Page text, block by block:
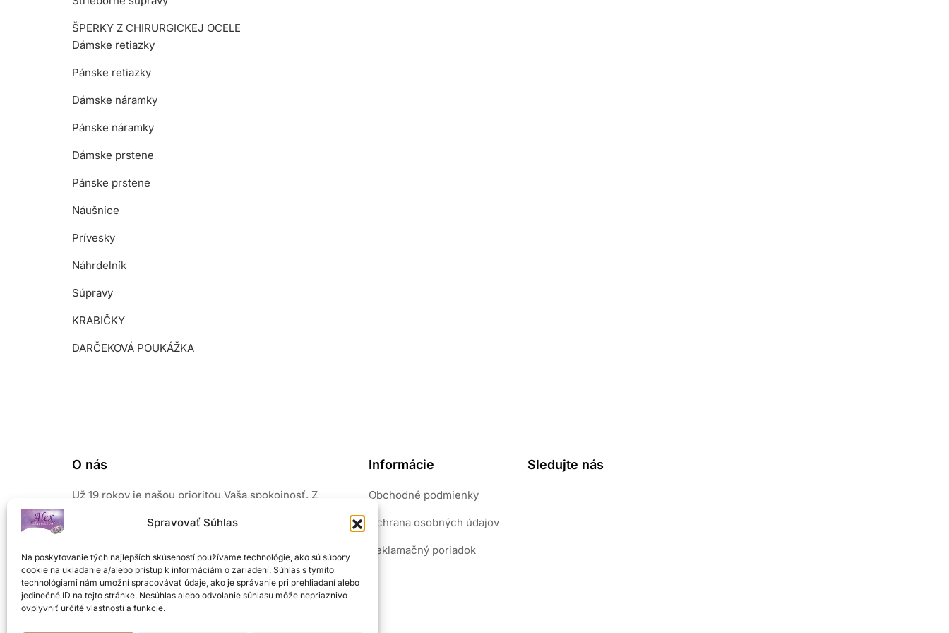
Spravovať Súhlas
Na poskytovanie tých najlepších skúseností používame technológie, ako sú súbory
cookie na ukladanie a/alebo prístup k informáciám o zariadení. Súhlas s týmito
technológiami nám umožní spracovávať údaje, ako je správanie pri prehliadaní alebo
jedinečné ID na tejto stránke. Nesúhlas alebo odvolanie súhlasu môže nepriaznivo
ovplyvniť určité vlastnosti a funkcie.
ŠPERKY Z CHIRURGICKEJ OCELE
Dámske retiazky
Pánske retiazky
Dámske náramky
Pánske náramky
Dámske prstene
Pánske prstene
Náušnice
Prívesky
Náhrdelník
Súpravy
KRABIČKY
DARČEKOVÁ POUKÁŽKA
O nás
Už 19 rokov je našou prioritou Vaša spokojnosť. Z
Pri výrobe používame len kvalitné a overené materiály.
od nás nikdy nezovšednie a budete chcieť ďalší.
Neváhajte a príďte si vybrať z veľkého množstva
šperkov z našej ponuky.
Informácie
Obchodné podmienky
Ochrana osobných údajov
Reklamačný poriadok
Sledujte nás